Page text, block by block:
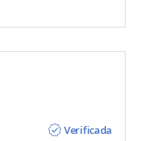
Verificada